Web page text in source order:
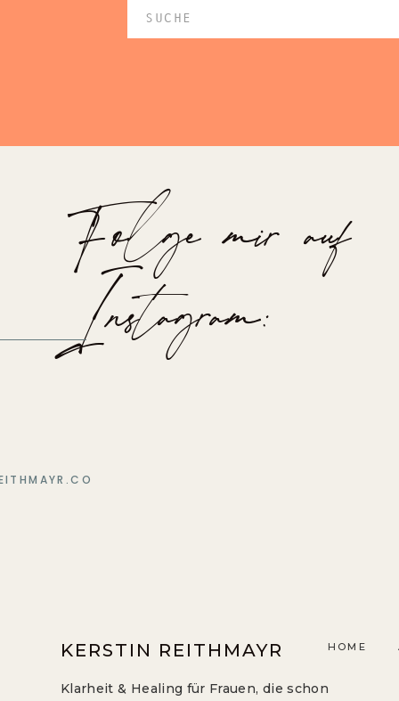
Search
Klarheit & Healing für Frauen, die schon
HOME
KERSTIN REITHMAYR
Folge mir auf
Instagram: